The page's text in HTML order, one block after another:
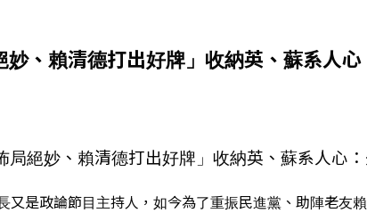
、賴清德打出好牌」收納英、蘇系人
絕妙、賴清德打出好牌」收納英、蘇系人心
又是政論節目主持人，如今為了重振民進黨、助陣老友